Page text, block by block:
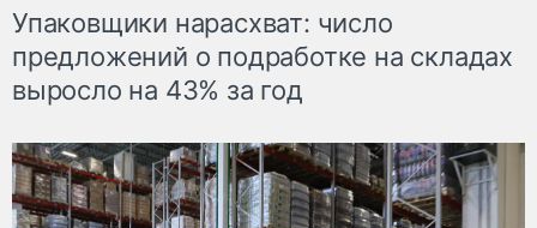
Упаковщики нарасхват: число
предложений о подработке на складах
выросло на 43% за год